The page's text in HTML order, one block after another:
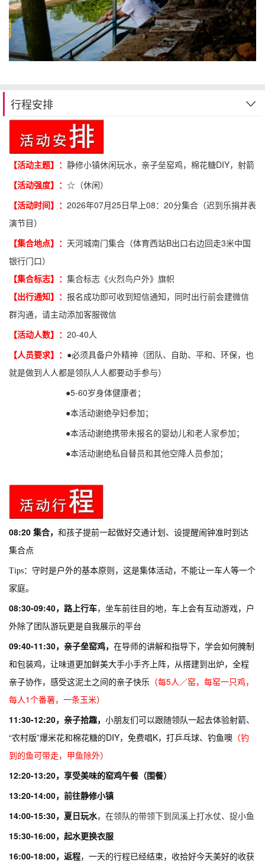
行程安排
【活动主题】： 静修小镇休闲玩水，亲子垒窑鸡，棉花糖DIY，射箭
【活动强度】： ☆（休闲）
【活动时间】： 2026年07月25日早上08：20分集合（迟到乐捐并表
演节目）
【集合地点】： 天河城南门集合（体育西站B出口右边回走3米中国
银行门口）
【集合标志】： 集合标志《火烈鸟户外》旗帜
【出行通知】： 报名成功即可收到短信通知，同时出行前会建微信
群沟通，请主动添加客服微信
【活动人数】： 20-40人
【人员要求】： ●必须具备户外精神（团队、自助、平和、环保，也
就是做到人人都是领队人人都要动手参与）
●5-60岁身体健康者；
●本活动谢绝孕妇参加；
●本活动谢绝携带未报名的婴幼儿和老人家参加；
●本活动谢绝私自替员和其他空降人员参加；
08:20 集合， 和孩子提前一起做好交通计划、设提醒闹钟准时到达
集合点
Tips：守时是户外的基本原则，这是集体活动，不能让一车人等一个
家庭。
08:30-09:40， 路上行车，坐车前往目的地，车上会有互动游戏，户
外除了团队游玩更是自我展示的平台
09:40-11:30， 亲子垒窑鸡， 在导师的讲解和指导下，学会如何腌制
和包装鸡，让味道更加鲜美大手小手齐上阵，从搭建到出炉，全程
亲子协作，感受这泥土之间的亲子快乐 （每5人／窑，每窑一只鸡，
每人1个番薯，一条玉米）
11:30-12:20， 亲子拾趣， 小朋友们可以跟随领队一起去体验射箭、
“农村版”爆米花和棉花糖的DIY，免费唱K，打乒乓球、钓鱼噢 （钓
到的鱼可带走，甲鱼除外）
12:20-13:20，享受美味的窑鸡午餐（围餐）
13:20-14:00，前往静修小镇
14:00-15:30，夏日玩水， 在领队的带领下到凤溪上打水仗、捉小鱼
15:30-16:00，起水更换衣服
16:00-18:00， 返程，一天的行程已经结束，收拾好今天美好的收获